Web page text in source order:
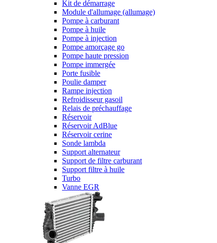
Kit de démarrage
Module d'allumage (allumage)
Pompe à carburant
Pompe à huile
Pompe à injection
Pompe amorçage go
Pompe haute pression
Pompe immergée
Porte fusible
Poulie damper
Rampe injection
Refroidisseur gasoil
Relais de préchauffage
Réservoir
Réservoir AdBlue
Réservoir cerine
Sonde lambda
Support alternateur
Support de filtre carburant
Support filtre à huile
Turbo
Vanne EGR